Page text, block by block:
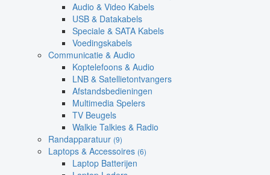
Audio & Video Kabels
USB & Datakabels
Speciale & SATA Kabels
Voedingskabels
Communicatie & Audio
Koptelefoons & Audio
LNB & Satellietontvangers
Afstandsbedieningen
Multimedia Spelers
TV Beugels
Walkie Talkies & Radio
Randapparatuur (9)
Laptops & Accessoires (6)
Laptop Batterijen